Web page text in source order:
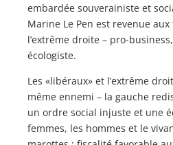
embardée souverainiste et
Marine Le Pen est revenue
l’extrême droite – pro-
écologiste.
Les «libéraux» et l’extrême
même ennemi – la gauche
un ordre social injuste et une
femmes, les hommes et le